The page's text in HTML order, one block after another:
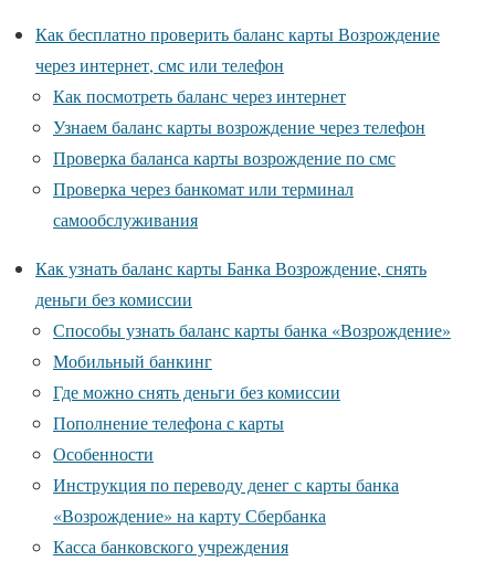
Как бесплатно проверить баланс карты Возрождение
через интернет, смс или телефон
Как посмотреть баланс через интернет
Узнаем баланс карты возрождение через телефон
Проверка баланса карты возрождение по смс
Проверка через банкомат или терминал
самообслуживания
Как узнать баланс карты Банка Возрождение, снять
деньги без комиссии
Способы узнать баланс карты банка «Возрождение»
Мобильный банкинг
Где можно снять деньги без комиссии
Пополнение телефона с карты
Особенности
Инструкция по переводу денег с карты банка
«Возрождение» на карту Сбербанка
Касса банковского учреждения